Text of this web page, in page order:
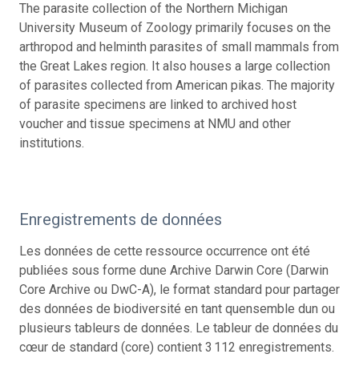
The parasite collection of the Northern Michigan
University Museum of Zoology primarily focuses on the
arthropod and helminth parasites of small mammals from
the Great Lakes region. It also houses a large collection
of parasites collected from American pikas. The majority
of parasite specimens are linked to archived host
voucher and tissue specimens at NMU and other
institutions.
Enregistrements de données
Les données de cette ressource occurrence ont été
publiées sous forme dune Archive Darwin Core (Darwin
Core Archive ou DwC-A), le format standard pour partager
des données de biodiversité en tant quensemble dun ou
plusieurs tableurs de données. Le tableur de données du
cœur de standard (core) contient 3 112 enregistrements.